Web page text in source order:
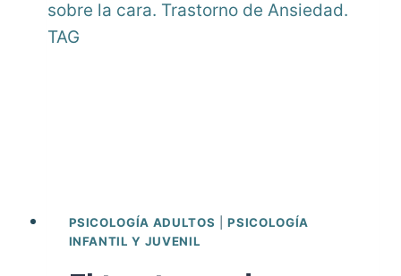
evitación
PSICOLOGÍA ADULTOS |PSICOLOGÍA
INFANTIL Y JUVENIL